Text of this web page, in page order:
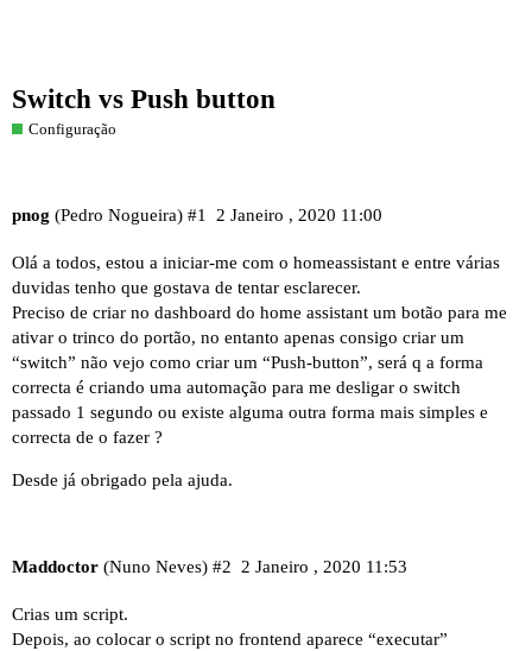
Switch vs Push button
Configuração
pnog (Pedro Nogueira) 2 Janeiro , 2020 11:00
#1
Olá a todos, estou a iniciar-me com o homeassistant e entre várias
duvidas tenho que gostava de tentar esclarecer.
Preciso de criar no dashboard do home assistant um botão para me
ativar o trinco do portão, no entanto apenas consigo criar um
“switch” não vejo como criar um “Push-button”, será q a forma
correcta é criando uma automação para me desligar o switch
passado 1 segundo ou existe alguma outra forma mais simples e
correcta de o fazer ?
Desde já obrigado pela ajuda.
Maddoctor (Nuno Neves) 2 Janeiro , 2020 11:53
#2
Crias um script.
Depois, ao colocar o script no frontend aparece “executar”